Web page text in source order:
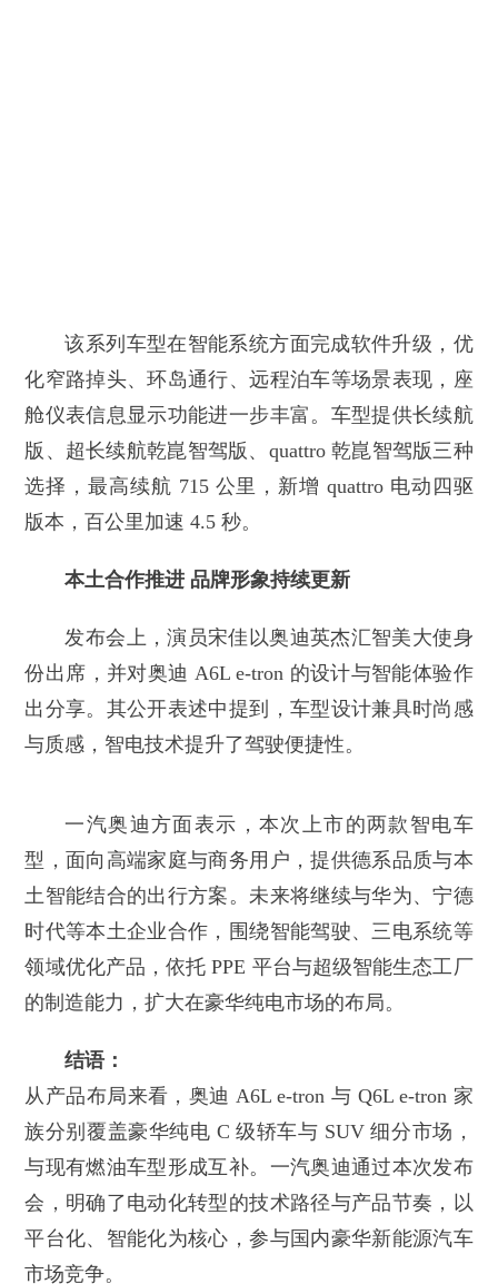
该系列车型在智能系统方面完成软件升级，优
化窄路掉头、环岛通行、远程泊车等场景表现，座
舱仪表信息显示功能进一步丰富。车型提供长续航
版、超长续航乾崑智驾版、quattro 乾崑智驾版三种
选择，最高续航 715 公里，新增 quattro 电动四驱
版本，百公里加速 4.5 秒。
本土合作推进 品牌形象持续更新
发布会上，演员宋佳以奥迪英杰汇智美大使身
份出席，并对奥迪 A6L e-tron 的设计与智能体验作
出分享。其公开表述中提到，车型设计兼具时尚感
与质感，智电技术提升了驾驶便捷性。
一汽奥迪方面表示，本次上市的两款智电车
型，面向高端家庭与商务用户，提供德系品质与本
土智能结合的出行方案。未来将继续与华为、宁德
时代等本土企业合作，围绕智能驾驶、三电系统等
领域优化产品，依托 PPE 平台与超级智能生态工厂
的制造能力，扩大在豪华纯电市场的布局。
结语：
从产品布局来看，奥迪 A6L e-tron 与 Q6L e-tron 家
族分别覆盖豪华纯电 C 级轿车与 SUV 细分市场，
与现有燃油车型形成互补。一汽奥迪通过本次发布
会，明确了电动化转型的技术路径与产品节奏，以
平台化、智能化为核心，参与国内豪华新能源汽车
市场竞争。